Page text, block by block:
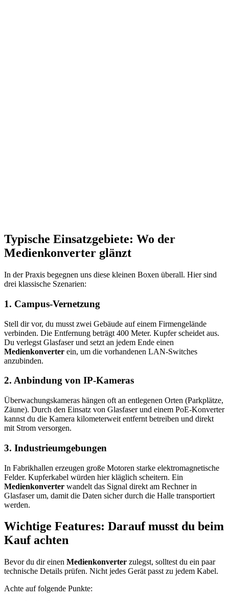
Typische Einsatzgebiete: Wo der
Medienkonverter glänzt
In der Praxis begegnen uns diese kleinen Boxen überall. Hier sind
drei klassische Szenarien:
1. Campus-Vernetzung
Stell dir vor, du musst zwei Gebäude auf einem Firmengelände
verbinden. Die Entfernung beträgt 400 Meter. Kupfer scheidet aus.
Du verlegst Glasfaser und setzt an jedem Ende einen
Medienkonverter ein, um die vorhandenen LAN-Switches
anzubinden.
2. Anbindung von IP-Kameras
Überwachungskameras hängen oft an entlegenen Orten (Parkplätze,
Zäune). Durch den Einsatz von Glasfaser und einem PoE-Konverter
kannst du die Kamera kilometerweit entfernt betreiben und direkt
mit Strom versorgen.
3. Industrieumgebungen
In Fabrikhallen erzeugen große Motoren starke elektromagnetische
Felder. Kupferkabel würden hier kläglich scheitern. Ein
Medienkonverter wandelt das Signal direkt am Rechner in
Glasfaser um, damit die Daten sicher durch die Halle transportiert
werden.
Wichtige Features: Darauf musst du beim
Kauf achten
Bevor du dir einen Medienkonverter zulegst, solltest du ein paar
technische Details prüfen. Nicht jedes Gerät passt zu jedem Kabel.
Achte auf folgende Punkte: